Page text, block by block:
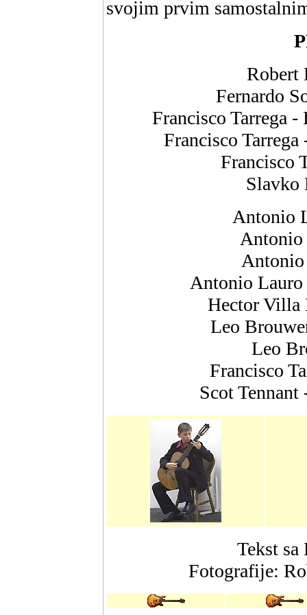
svojim prvim
Robert
Fernardo
Francisco Tarrega
Francisco
Francisco
Slavko
Antonio
Antonio Lauro
Hector Villa
Leo
Leo
Francisco
Scot
Tekst sa
Fotografije: